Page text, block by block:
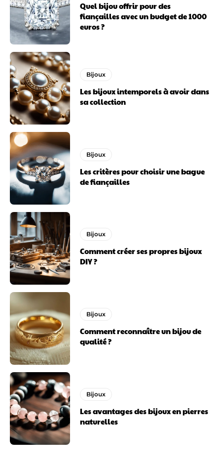
Quel bijou offrir pour des
fiançailles avec un budget de 1000
euros ?
Bijoux
Les bijoux intemporels à avoir dans
sa collection
Bijoux
Les critères pour choisir une bague
de fiançailles
Bijoux
Comment créer ses propres bijoux
DIY ?
Bijoux
Comment reconnaître un bijou de
qualité ?
Bijoux
Les avantages des bijoux en pierres
naturelles